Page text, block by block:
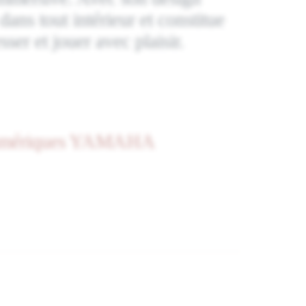
tout intérieur et constitue
et jouer avec plaisir.
YAMAHA